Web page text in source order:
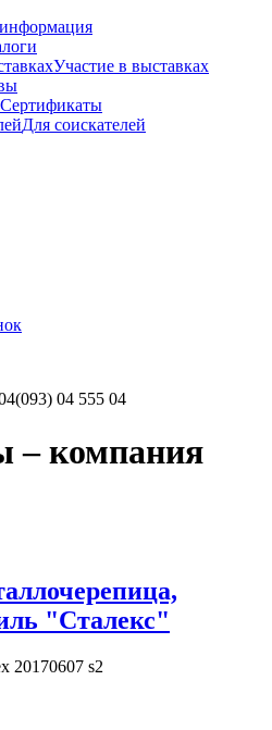
Участие в выставках
Сертификаты
Для соискателей
(093) 04 555 04
– компания
"Сталекс"